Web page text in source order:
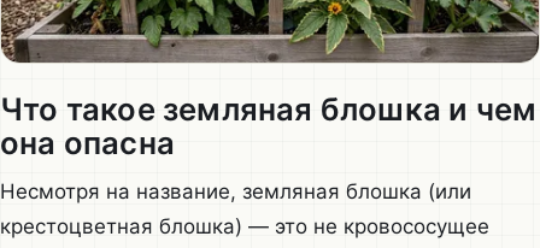
Что такое земляная блошка и чем
она опасна
Несмотря на название, земляная блошка (или
крестоцветная блошка) — это не кровососущее